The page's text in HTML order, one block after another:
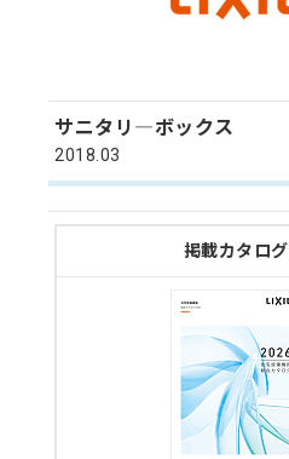
サニタリ―ボックス
2018.03
掲載カタログ